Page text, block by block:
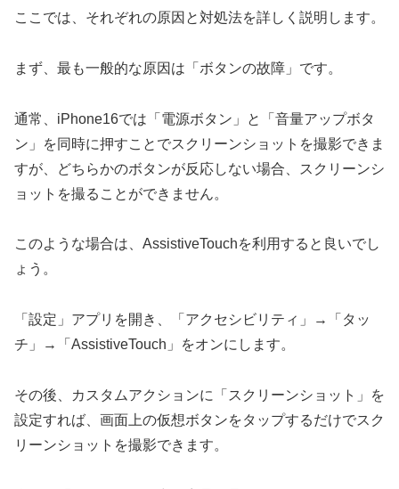
ここでは、それぞれの原因と対処法を詳しく説明します。
まず、最も一般的な原因は「ボタンの故障」です。
通常、iPhone16では「電源ボタン」と「音量アップボタ
ン」を同時に押すことでスクリーンショットを撮影できま
すが、どちらかのボタンが反応しない場合、スクリーンシ
ョットを撮ることができません。
このような場合は、AssistiveTouchを利用すると良いでし
ょう。
「設定」アプリを開き、「アクセシビリティ」→「タッ
チ」→「AssistiveTouch」をオンにします。
その後、カスタムアクションに「スクリーンショット」を
設定すれば、画面上の仮想ボタンをタップするだけでスク
リーンショットを撮影できます。